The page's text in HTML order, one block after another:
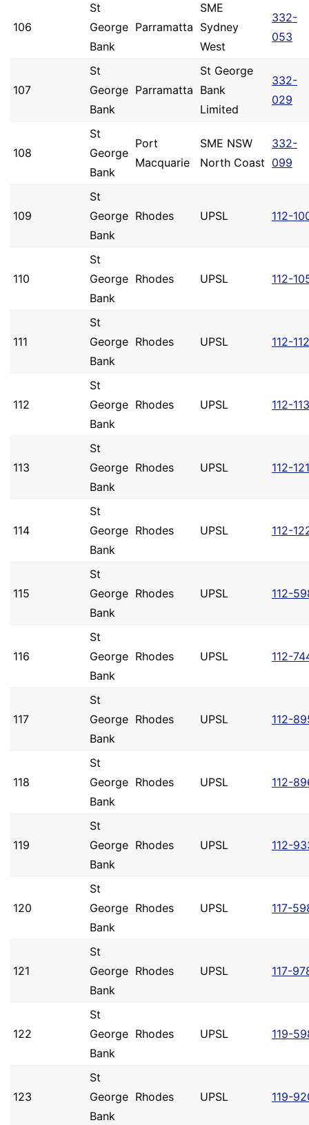
106
St
George
Bank
Parramatta
SME
Sydney
West
332-
053
107
St
George
Bank
Parramatta
St George
Bank
Limited
332-
029
108
St
George
Bank
Port
Macquarie
SME NSW
North Coast
332-
099
109
St
George
Bank
Rhodes UPSL 112-
110
St
George
Bank
Rhodes UPSL 112-
111
St
George
Bank
Rhodes UPSL 112-112
112
St
George
Bank
Rhodes UPSL 112-113
113
St
George
Bank
Rhodes UPSL 112-121
114
St
George
Bank
Rhodes UPSL 112-
115
St
George
Bank
Rhodes UPSL 112-
116
St
George
Bank
Rhodes UPSL 112-
117
St
George
Bank
Rhodes UPSL 112-
118
St
George
Bank
Rhodes UPSL 112-
119
St
George
Bank
Rhodes UPSL 112-
120
St
George
Bank
Rhodes UPSL 117-
121
St
George
Bank
Rhodes UPSL 117-
122
St
George
Bank
Rhodes UPSL 119-
123
St
George
Bank
Rhodes UPSL 119-